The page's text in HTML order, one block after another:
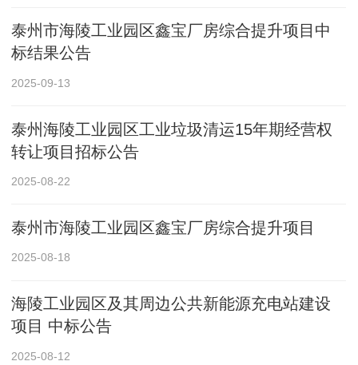
泰州市海陵工业园区鑫宝厂房综合提升项目中
标结果公告
2025-09-13
泰州海陵工业园区工业垃圾清运15年期经营权
转让项目招标公告
2025-08-22
泰州市海陵工业园区鑫宝厂房综合提升项目
2025-08-18
海陵工业园区及其周边公共新能源充电站建设
项目 中标公告
2025-08-12